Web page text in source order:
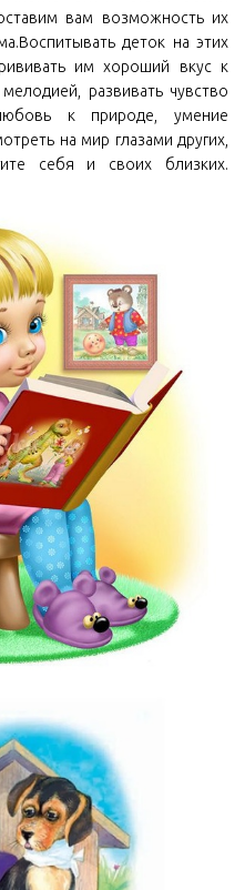
вам возможность их
деток на этих
им хороший вкус к
развивать чувство
к природе, умение
на мир глазами других,
себя и своих близких.